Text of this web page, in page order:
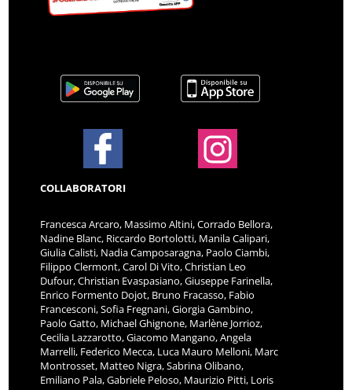
COLLABORATORI
Francesca Arcaro, Massimo Altini, Corrado Bellora,
Nadine Blanc, Riccardo Bortolotti, Manila Calipari,
Giulia Calisti, Nadia Camposaragna, Paolo Ciambi,
Filippo Clermont, Carol Di Vito, Christian Leo
Dufour, Christian Evaspasiano, Giuseppe Farinella,
Enrico Formento Dojot, Bruno Fracasso, Fabio
Francesconi, Sofia Fregnani, Giorgia Gambino,
Paolo Gatto, Michael Ghignone, Marlène Jorrioz,
Cecilia Lazzarotto, Giacomo Mangano, Angela
Marrelli, Federico Mecca, Luca Mauro Melloni, Marc
Montrosset, Matteo Nigra, Sabrina Olibano,
Emiliano Pala, Gabriele Peloso, Maurizio Pitti, Loris